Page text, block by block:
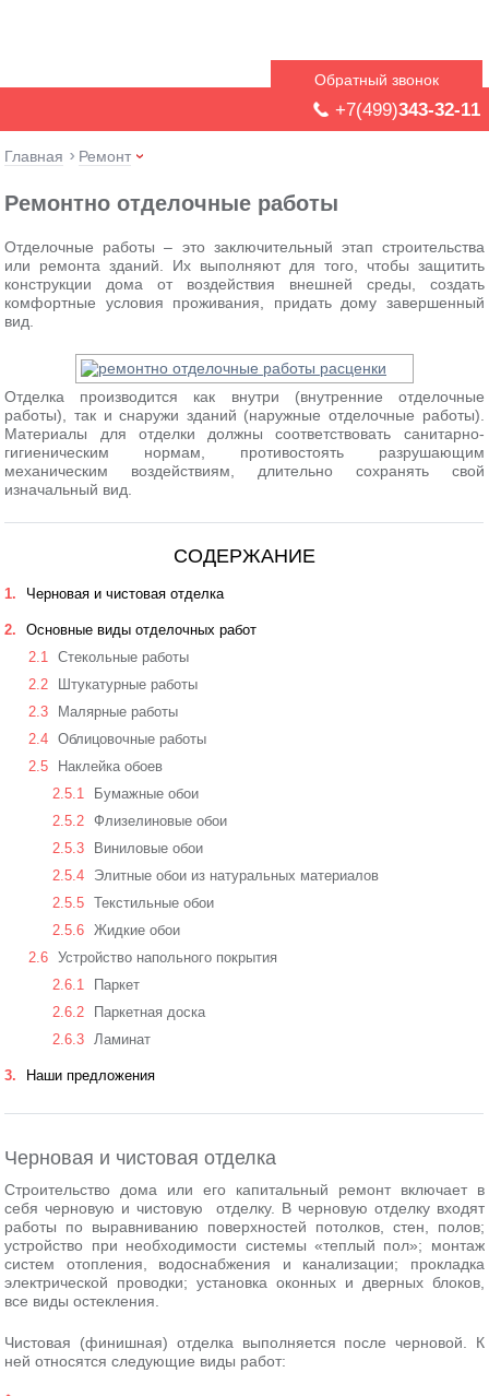
Обратный звонок
+7(499)343-32-11
Главная Ремонт
Ремонтно отделочные работы
Отделочные работы – это заключительный этап строительства
или ремонта зданий. Их выполняют для того, чтобы защитить
конструкции дома от воздействия внешней среды, создать
комфортные условия проживания, придать дому завершенный
вид.
Отделка производится как внутри (внутренние отделочные
работы), так и снаружи зданий (наружные отделочные работы).
Материалы для отделки должны соответствовать санитарно-
гигиеническим нормам, противостоять разрушающим
механическим воздействиям, длительно сохранять свой
изначальный вид.
СОДЕРЖАНИЕ
1 Черновая и чистовая отделка
2
Основные виды отделочных работ
2.1 Стекольные работы
2.2
Штукатурные работы
2.3
Малярные работы
2.4 Облицовочные работы
2.5
Наклейка обоев
2.5.1
Бумажные обои
2.5.2 Флизелиновые обои
2.5.3
Виниловые обои
2.5.4
Элитные обои из натуральных материалов
2.5.5 Текстильные обои
2.5.6 Жидкие обои
2.6 Устройство напольного покрытия
2.6.1
Паркет
2.6.2
Паркетная доска
2.6.3 Ламинат
3 Наши предложения
Черновая и чистовая отделка
Строительство дома или его капитальный ремонт включает в
себя черновую и чистовую отделку. В черновую отделку входят
работы по выравниванию поверхностей потолков, стен, полов;
устройство при необходимости системы «теплый пол»; монтаж
систем отопления, водоснабжения и канализации; прокладка
электрической проводки; установка оконных и дверных блоков,
все виды остекления.
Чистовая (финишная) отделка выполняется после черновой. К
ней относятся следующие виды работ: